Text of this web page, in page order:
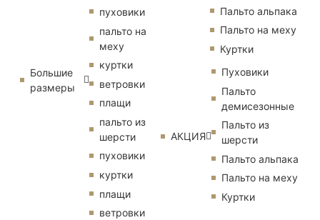
Большие
размеры
пуховики
пальто на
меху
куртки
ветровки
плащи
пальто из
шерсти
пуховики
куртки
плащи
ветровки
Пальто альпака
Пальто на меху
Куртки
АКЦИЯ
Пуховики
Пальто
демисезонные
Пальто из
шерсти
Пальто альпака
Пальто на меху
Куртки